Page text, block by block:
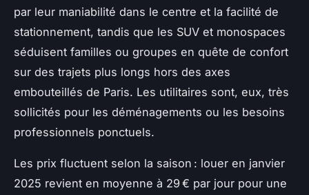
par leur maniabilité dans le centre et la facilité de
stationnement, tandis que les SUV et monospaces
séduisent familles ou groupes en quête de confort
sur des trajets plus longs hors des axes
embouteillés de Paris. Les utilitaires sont, eux, très
sollicités pour les déménagements ou les besoins
professionnels ponctuels.
Les prix fluctuent selon la saison : louer en janvier
2025 revient en moyenne à 29 € par jour pour une